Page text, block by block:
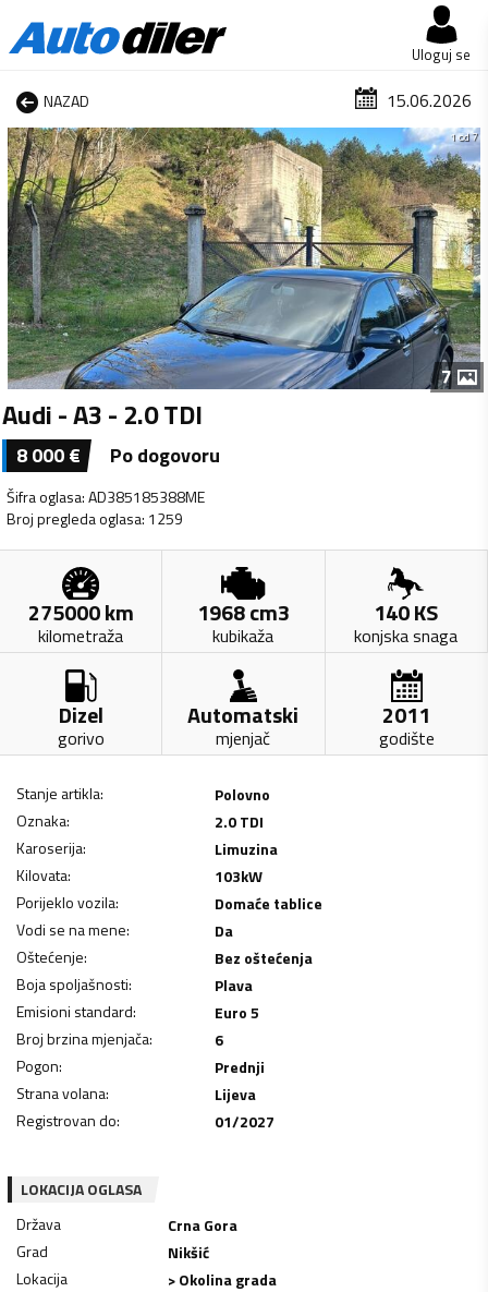
Uloguj se
NAZAD 15.06.2026
1 od 7
7
Audi - A3 - 2.0 TDI
8 000€ Po dogovoru
Šifra oglasa:AD385185388ME
Broj pregleda oglasa: 1259
275000km
kilometraža
1968cm3
kubikaža
140KS
konjska snaga
Dizel
gorivo
Automatski
mjenjač
2011
godište
Stanje artikla:
Polovno
Oznaka:
2.0 TDI
Karoserija:
Limuzina
Kilovata: 103kW
Porijeklo vozila:
Domaće tablice
Vodi se na mene:
Da
Oštećenje:
Bez oštećenja
Boja spoljašnosti:
Plava
Emisioni standard:
Euro 5
Broj brzina mjenjača:
6
Pogon:
Prednji
Strana volana:
Lijeva
Registrovan do: 01/2027
LOKACIJA OGLASA
Država
Crna Gora
Grad
Nikšić
Lokacija
> Okolina grada